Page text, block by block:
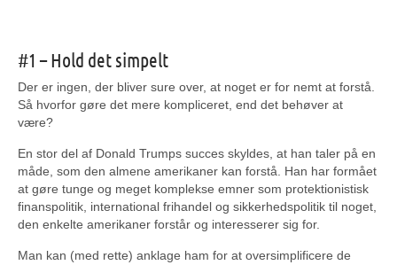
#1 – Hold det simpelt
Der er ingen, der bliver sure over, at noget er for nemt at forstå.
Så hvorfor gøre det mere kompliceret, end det behøver at
være?
En stor del af Donald Trumps succes skyldes, at han taler på en
måde, som den almene amerikaner kan forstå. Han har formået
at gøre tunge og meget komplekse emner som protektionistisk
finanspolitik, international frihandel og sikkerhedspolitik til noget,
den enkelte amerikaner forstår og interesserer sig for.
Man kan (med rette) anklage ham for at oversimplificere de